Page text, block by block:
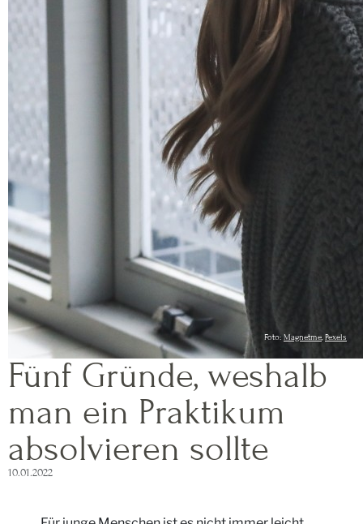
Foto:Magnetme,Pexels
Fünf Gründe, weshalb
man ein Praktikum
absolvieren sollte
10.01.2022